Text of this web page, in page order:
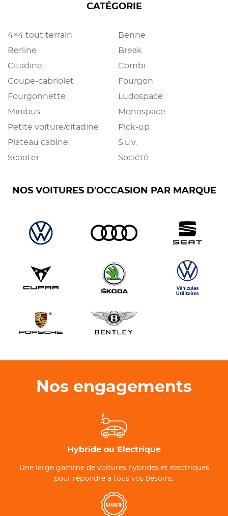
CATÉGORIE
4×4 tout terrain
Benne
Berline
Break
Citadine
Combi
Coupe-cabriolet
Fourgon
Fourgonnette
Ludospace
Minibus
Monospace
Petite voiture/citadine
Pick-up
Plateau cabine
S.u.v.
Scooter
Société
NOS VOITURES D'OCCASION PAR MARQUE
Nos engagements
Hybride ou Electrique
Une large gamme de voitures hybrides et électriques
pour répondre à tous vos besoins.